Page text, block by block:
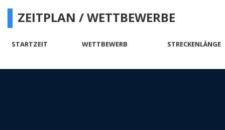
ZEITPLAN / WETTBEWERBE
STARTZEIT WETTBEWERB STRECKENLÄNGE